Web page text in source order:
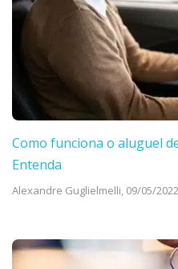
Como funciona o aluguel
Entenda
Alexandre Guglielmelli, 09/05/2022